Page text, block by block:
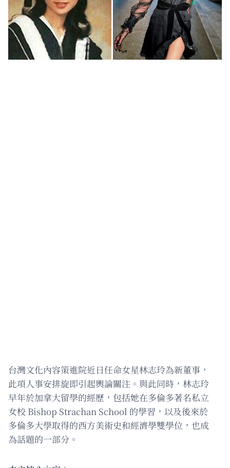
台灣文化內容策進院近日任命女星林志玲為新董事，
此項人事安排旋即引起輿論關注。與此同時，林志玲
早年於加拿大留學的經歷，包括她在多倫多著名私立
女校 Bishop Strachan School 的學習，以及後來於
多倫多大學取得的西方美術史和經濟學雙學位，也成
為話題的一部分。